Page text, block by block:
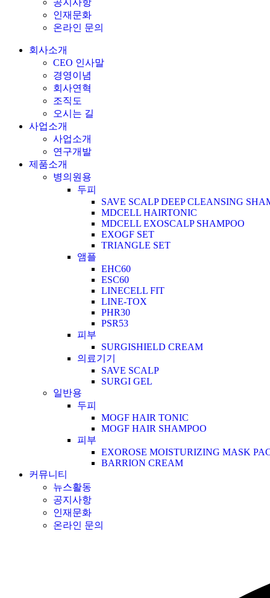
공지사항
인재문화
온라인 문의
회사소개
CEO 인사말
경영이념
회사연혁
조직도
오시는 길
사업소개
사업소개
연구개발
제품소개
병의원용
두피
SAVE SCALP DEEP CLEANSING
MDCELL HAIRTONIC
MDCELL EXOSCALP SHAMPOO
EXOGF SET
TRIANGLE SET
앰플
EHC60
ESC60
LINECELL FIT
LINE-TOX
PHR30
PSR53
피부
SURGISHIELD CREAM
의료기기
SAVE SCALP
SURGI GEL
일반용
두피
MOGF HAIR TONIC
MOGF HAIR SHAMPOO
피부
EXOROSE MOISTURIZING MASK
BARRION CREAM
커뮤니티
뉴스활동
공지사항
인재문화
온라인 문의